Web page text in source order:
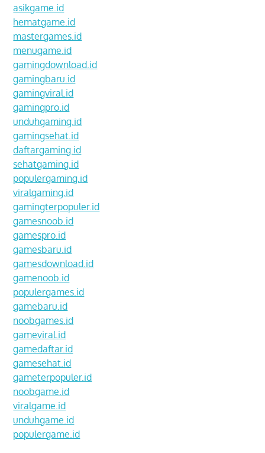
asikgame.id
hematgame.id
mastergames.id
menugame.id
gamingdownload.id
gamingbaru.id
gamingviral.id
gamingpro.id
unduhgaming.id
gamingsehat.id
daftargaming.id
sehatgaming.id
populergaming.id
viralgaming.id
gamingterpopuler.id
gamesnoob.id
gamespro.id
gamesbaru.id
gamesdownload.id
gamenoob.id
populergames.id
gamebaru.id
noobgames.id
gameviral.id
gamedaftar.id
gamesehat.id
gameterpopuler.id
noobgame.id
viralgame.id
unduhgame.id
populergame.id